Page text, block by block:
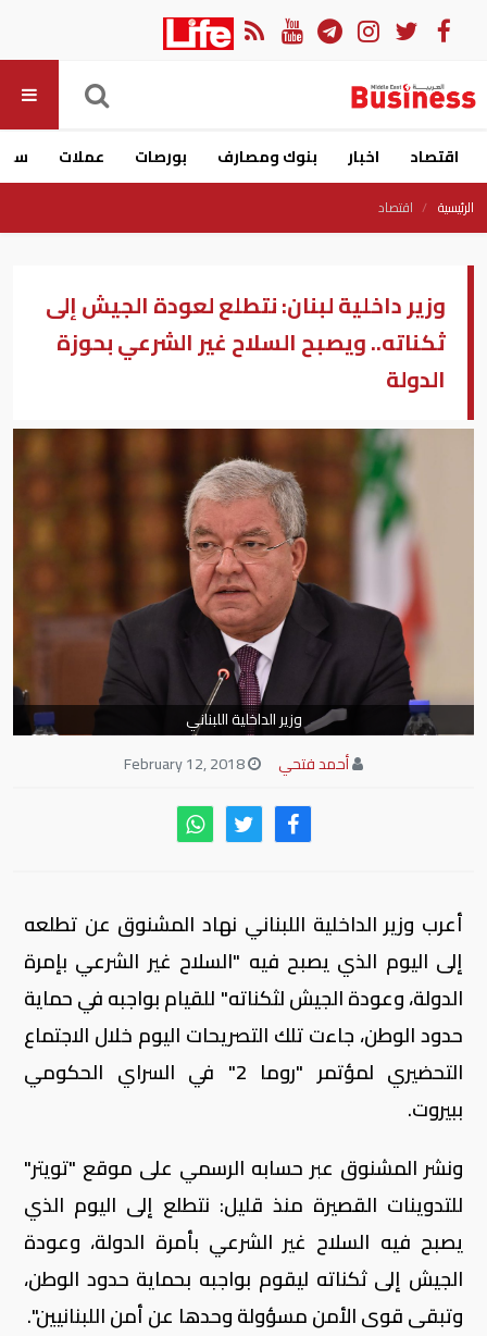
اقتصاد اخبار بنوك ومصارف بورصات عملات
الرئيسية اقتصاد
وزير داخلية لبنان: نتطلع لعودة الجيش إلى
ثكناته.. ويصبح السلاح غير الشرعي بحوزة
الدولة
وزير الداخلية اللبناني
أحمد فتحي
أعرب وزير الداخلية اللبناني نهاد المشنوق عن تطلعه
إلى اليوم الذي يصبح فيه "السلاح غير الشرعي بإمرة
الدولة، وعودة الجيش لثكناته" للقيام بواجبه في حماية
حدود الوطن، جاءت تلك التصريحات اليوم خلال الاجتماع
التحضيري لمؤتمر "روما 2" في السراي الحكومي
ببيروت.
ونشر المشنوق عبر حسابه الرسمي على موقع "تويتر"
للتدوينات القصيرة منذ قليل: نتطلع إلى اليوم الذي
يصبح فيه السلاح غير الشرعي بأمرة الدولة، وعودة
الجيش إلى ثكناته ليقوم بواجبه بحماية حدود الوطن،
وتبقى قوى الأمن مسؤولة وحدها عن أمن اللبنانيين".